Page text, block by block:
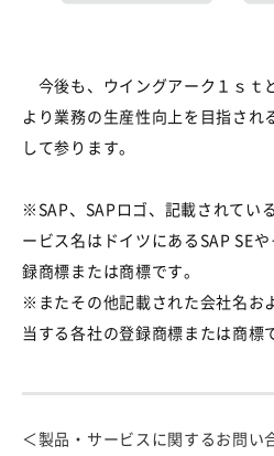
今後も、ウイングアーク１ｓｔ
より業務の生産性向上を目指され
して参ります。
※SAP、SAPロゴ、記載されてい
ービス名はドイツにあるSAP SE
録商標または商標です。
※またその他記載された会社名お
当する各社の登録商標または商標
＜製品・サービスに関するお問い